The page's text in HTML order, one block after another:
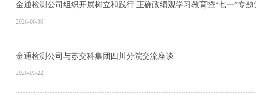
金通检测公司组织开展树立和践行 正确政绩观学习教育暨“七一”专题
2026-06-30
金通检测公司与苏交科集团四川分院交流座谈
2026-05-22